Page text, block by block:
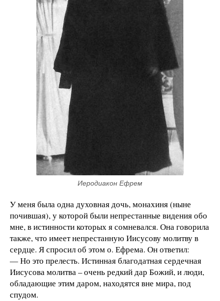
Иеродиакон Ефрем
У меня была одна духовная дочь, монахиня (ныне
почившая), у которой были непрестанные видения обо
мне, в истинности которых я сомневался. Она говорила
также, что имеет непрестанную Иисусову молитву в
сердце. Я спросил об этом о. Ефрема. Он ответил:
— Но это прелесть. Истинная благодатная сердечная
Иисусова молитва – очень редкий дар Божий, и люди,
обладающие этим даром, находятся вне мира, под
спудом.